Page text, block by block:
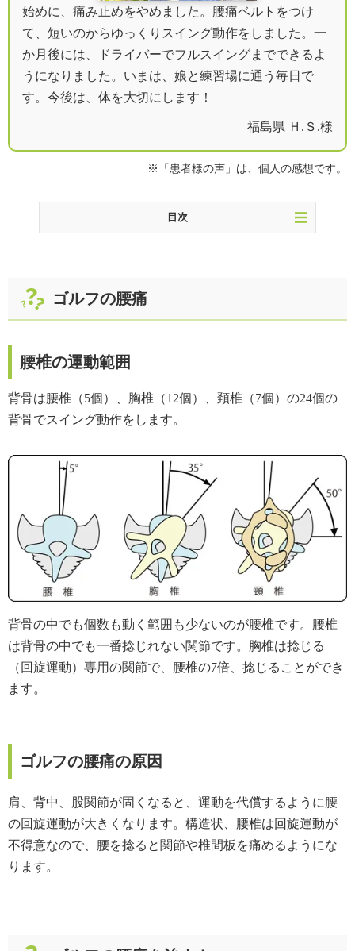
始めに、痛み止めをやめました。腰痛ベルトをつけ
て、短いのからゆっくりスイング動作をしました。一
か月後には、ドライバーでフルスイングまでできるよ
うになりました。いまは、娘と練習場に通う毎日で
す。今後は、体を大切にします！
福島県 Ｈ.Ｓ.様
※「患者様の声」は、個人の感想です。
目次
患者様のレビューをもっと見る
著者情報
ゴルフの腰痛
腰椎の運動範囲
背骨は腰椎（5個）、胸椎（12個）、頚椎（7個）の24個の
背骨でスイング動作をします。
背骨の中でも個数も動く範囲も少ないのが腰椎です。腰椎
は背骨の中でも一番捻じれない関節です。胸椎は捻じる
（回旋運動）専用の関節で、腰椎の7倍、捻じることができ
ます。
ゴルフの腰痛の原因
肩、背中、股関節が固くなると、運動を代償するように腰
の回旋運動が大きくなります。構造状、腰椎は回旋運動が
不得意なので、腰を捻ると関節や椎間板を痛めるようにな
ります。